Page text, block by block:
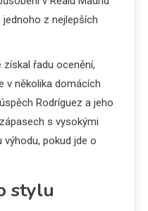
z nejlepších
řadu ocenění,
v několika domácích
Rodríguez a jeho
s vysokými
pokud jde o
stylu